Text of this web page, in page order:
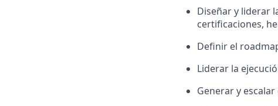
Diseñar y liderar
certificaciones,
Definir el
Liderar la
Generar y